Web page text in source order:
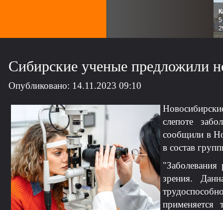
5
Сибирские ученые предложили
Опубликовано: 14.11.2023 09:10
слепоте
сообщили в
в состав
зрения.
применяется